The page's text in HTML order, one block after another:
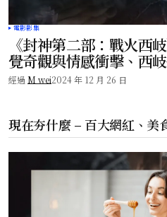
電影影集
《封神第二部：戰火西
覺奇觀與情感衝擊、西
撼上映！
經過 M wei2024 年 12 月 26 日
現在夯什麼 – 百大網紅、美